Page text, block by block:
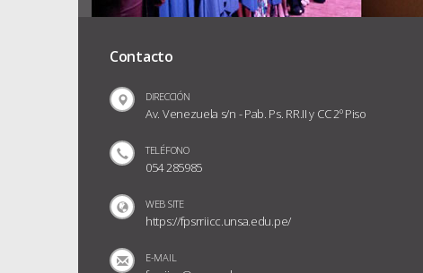
Contacto
DIRECCIÓN
Av. Venezuela s/n - Pab. Ps. RR.II y CC 2º Piso
TELÉFONO
054 285985
WEB SITE
https://fpsrriicc.unsa.edu.pe/
E-MAIL